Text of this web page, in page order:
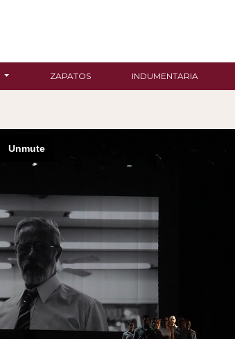
ZAPATOS INDUMENTARIA